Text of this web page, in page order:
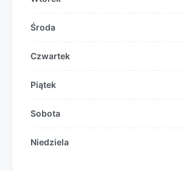
Środa
Czwartek
Piątek
Sobota
Niedziela